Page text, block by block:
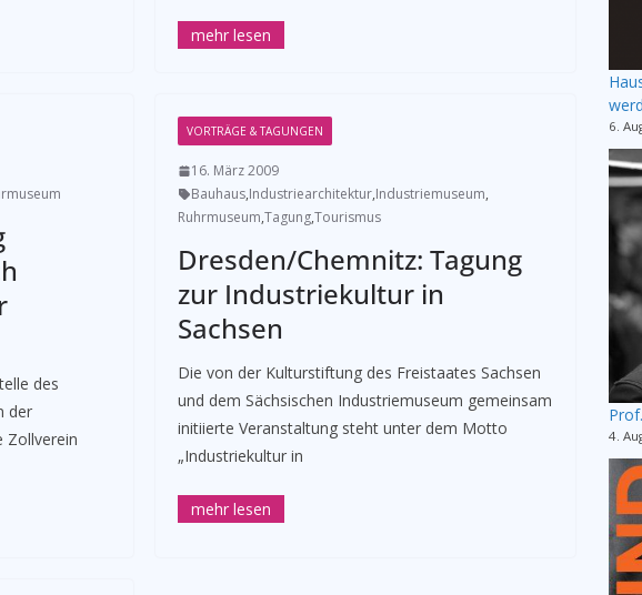
des
der
Zollverein
VORTRÄGE & TAGUNGEN
16. März 2009
Bauhaus,Industriearchitektur,Industriemuseum,
Ruhrmuseum,Tagung,Tourismus
Dresden/Chemnitz: Tagung
zur Industriekultur in
Sachsen
Die von der Kulturstiftung des Freistaates Sachsen
und dem Sächsischen Industriemuseum gemeinsam
initiierte Veranstaltung steht unter dem Motto
„Industriekultur in
6.
4.